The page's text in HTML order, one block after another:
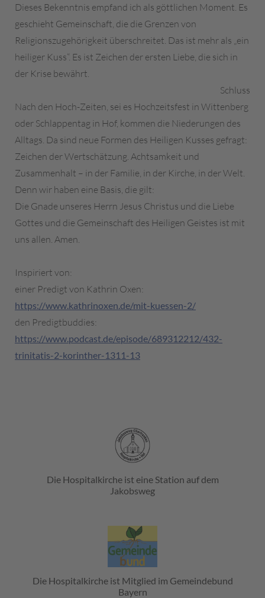
Dieses Bekenntnis empfand ich als göttlichen Moment. Es
geschieht Gemeinschaft, die die Grenzen von
Religionszugehörigkeit überschreitet. Das ist mehr als „ein
heiliger Kuss“. Es ist Zeichen der ersten Liebe, die sich in
der Krise bewährt.
Schluss
Nach den Hoch-Zeiten, sei es Hochzeitsfest in Wittenberg
oder Schlappentag in Hof, kommen die Niederungen des
Alltags. Da sind neue Formen des Heiligen Kusses gefragt:
Zeichen der Wertschätzung. Achtsamkeit und
Zusammenhalt – in der Familie, in der Kirche, in der Welt.
Denn wir haben eine Basis, die gilt:
Die Gnade unseres Herrn Jesus Christus und die Liebe
Gottes und die Gemeinschaft des Heiligen Geistes ist mit
uns allen. Amen.
Inspiriert von:
einer Predigt von Kathrin Oxen:
https://www.kathrinoxen.de/mit-kuessen-2/
den Predigtbuddies:
https://www.podcast.de/episode/689312212/432-
trinitatis-2-korinther-1311-13
Die Hospitalkirche ist eine Station auf dem
Jakobsweg
Die Hospitalkirche ist Mitglied im Gemeindebund
Bayern